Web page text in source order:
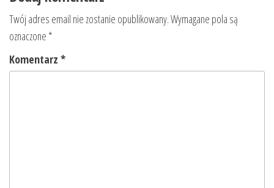
Twój adres email nie zostanie opublikowany.Wymagane pola są
oznaczone *
Komentarz *